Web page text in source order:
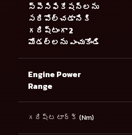
స్పెసిఫికేషన్లను
సరిపోల్చడానికి
గరిష్టంగా 2
మోడల్లను ఎంచుకోండి
Engine Power
Range
గరిష్ట టార్క్ (Nm)